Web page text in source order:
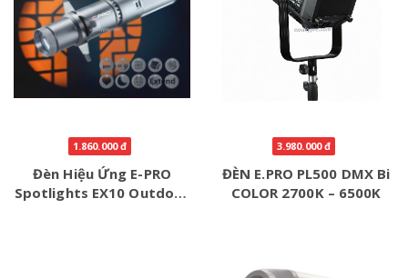
1.860.000 đ
Đèn Hiệu Ứng E-PRO
Spotlights EX10 Outdoor
3.980.000 đ
ĐÈN E.PRO PL500 DMX Bi
COLOR 2700K – 6500K